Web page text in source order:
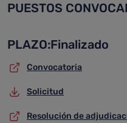
PUESTOS
PLAZO:Finalizado
Convocatoria
Solicitud
Resolución de